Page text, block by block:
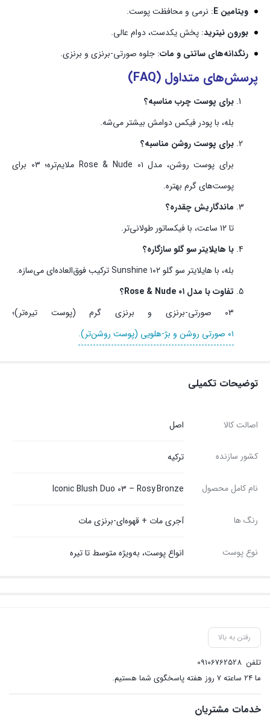
ویتامین E
: نرمی و محافظت پوست.
بورون نیترید: پخش یکدست، دوام عالی.
رنگدانه‌های ساتنی و مات: جلوه صورتی-برنزی و برنزی.
پرسش‌های متداول (FAQ)
برای پوست چرب مناسبه؟
بله، با پودر فیکس دوامش بیشتر می‌شه.
برای پوست روشن مناسبه؟
برای پوست روشن، مدل ۰۱ Rose & Nude ملایم‌تره؛ ۰۳ برای
پوست‌های گرم بهتره.
ماندگاریش چقدره؟
تا ۱۲ ساعت، با فیکساتور طولانی‌تر.
با هایلایتر سو گلو سازگاره؟
بله، با هایلایتر سو گلو ۱۰۲ Sunshine ترکیب فوق‌العاده‌ای می‌سازه.
تفاوت با مدل ۰۱ Rose & Nude؟
۰۳ صورتی-برنزی و برنزی گرم (پوست تیره‌تر)؛
۰۱ صورتی روشن و بژ-هلویی (پوست روشن‌تر).
توضیحات تکمیلی
اصالت کالا اصل
کشور سازنده ترکیه
نام کامل محصول Iconic Blush Duo 03 – Rosy Bronze
رنگ ها آجری مات + قهوه‌ای-برنزی مات
نوع پوست انواع پوست، به‌ویژه متوسط تا تیره
رفتن به بالا
تلفن 09106762528
ما ۲۴ ساعته ۷ روز هفته پاسخگوی شما هستیم.
خدمات مشتریان